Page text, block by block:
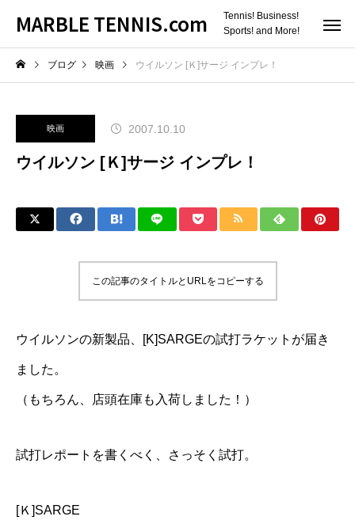
MARBLE TENNIS.com
Tennis! Business!
Sports! and More!
ブログ 映画 ウイルソン [Ｋ]サージ インプレ！
映画 2007.10.10
ウイルソン [Ｋ]サージ インプレ！
この記事のタイトルとURLをコピーする
ウイルソンの新製品、[K]SARGEの試打ラケットが届き
ました。
（もちろん、店頭在庫も入荷しました！）
試打レポートを書くべく、さっそく試打。
[Ｋ]SARGE